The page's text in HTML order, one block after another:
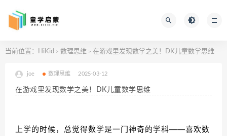
当前位置： HiKid > 数理思维 > 在游戏里发现数学之美！DK儿童数学思维
joe 数理思维 2025-03-12
在游戏里发现数学之美！DK儿童数学思维
上学的时候，总觉得数学是一门神奇的学科——喜欢数